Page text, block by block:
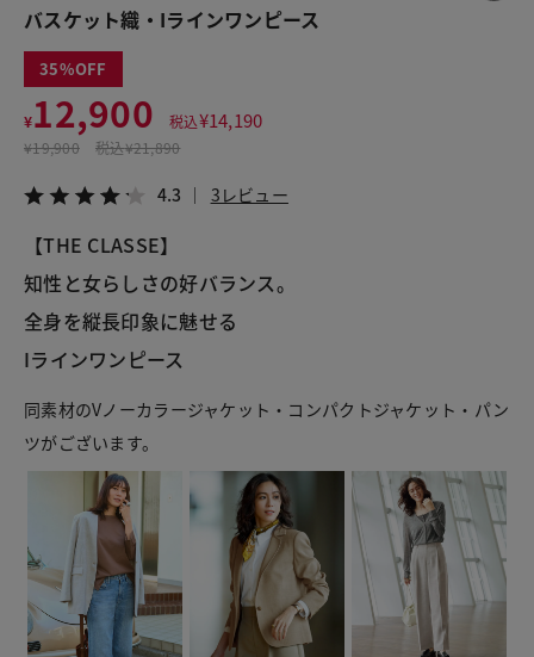
バスケット織・Iラインワンピース
35
¥12,900 税込¥14,190
¥19,900 税込¥21,890
4.3 3レビュー
【THE CLASSE】
知性と女らしさの好バランス。
全身を縦長印象に魅せる
Iラインワンピース
同素材のVノーカラージャケット・コンパクトジャケット・パン
ツがございます。
この商品をシェアする
¥12,900
税込¥14,190
LINE X